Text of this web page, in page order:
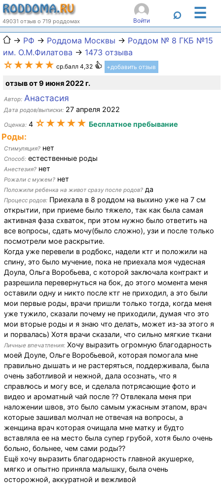
49031 отзыв о 719 роддомах Войти ⌕ ☰
→ РФ → Роддома Москвы → Роддом № 8 ГКБ №15
им. О.М.Филатова → 1473 отзыва
☆★★★★ ср.балл 4,32 +добавить отзыв
отзыв от 9 июня 2022 г.
Автор: Анастасия
Дата родов/выписки: 27 апреля 2022
Оценка: 4 ☆★★★★ Бесплатное пребывание
Роды:
Стимуляция? нет
Способ: естественные роды
Анестезия? нет
Рожали с мужем? нет
Положили ребенка на живот сразу после родов? да
Процесс родов: Приехала в 8 роддом на выхино уже на 7 см
открытии, при приеме было тяжело, так как была самая
активная фаза схваток, при этом нужно было ответить на
все вопросы, сдать мочу(было сложно), узи и после только
посмотрели мое раскрытие.
Когда уже перевели в родбокс, надели ктг и положили на
спину, это было мучение, пока не приехала моя чудесная
Доула, Ольга Воробьева, с которой заключала контракт и
разрешила перевернуться на бок, до этого момента меня
оставили одну и никто после ктг не приходил, а это были
мои первые роды, врачи пришли только тогда, когда меня
уже тужило, сказали почему не приходили, думая что это
мои вторые роды и я знаю что делать, может из-за этого я
и порвалась) Хотя врачи сказали, что сильно мягкие ткани
Личные впечатления: Хочу выразить огромную благодарность
моей Доуле, Ольге Воробьевой, которая помогала мне
правильно дышать и не растеряться, поддерживала, была
очень заботливой и нежной, дала осознать, что я
справлюсь и могу все, и сделала потрясающие фото и
видео и ароматный чай после ?? Отвлекала меня при
наложении швов, это было самым ужасным этапом, врач
которые зашивал молчал не отвечая на вопросы, а
женщина врач которая очищала мне матку и будто
вставляла ее на место была супер грубой, хотя было очень
больно, больнее, чем сами роды??
Ещё хочу выразить благодарность главной акушерке,
мягко и опытно приняла малышку, была очень
осторожной, аккуратной и вежливой